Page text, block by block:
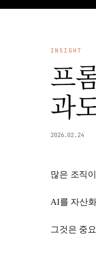
INSIGHT
프
과
2026.02.24
많은 조직
AI를 자산
그것은 중